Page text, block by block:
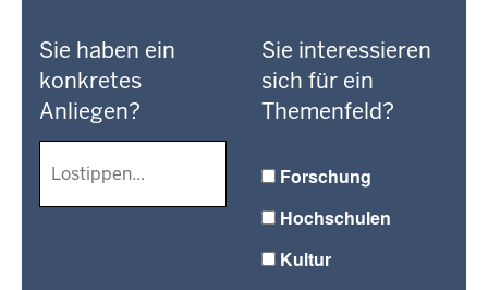
Sie haben ein
konkretes
Anliegen?
Sie interessieren
sich für ein
Themenfeld?
Forschung
Hochschulen
Kultur